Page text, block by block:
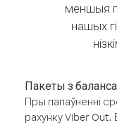
меншыя
нашых
Пакеты з
Пры папаўненні
рахунку Viber